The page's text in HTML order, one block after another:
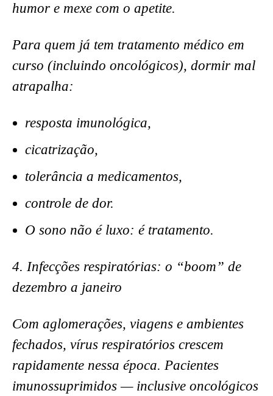
humor e mexe com o apetite.
Para quem já tem tratamento médico em
curso (incluindo oncológicos), dormir mal
atrapalha:
resposta imunológica,
cicatrização,
tolerância a medicamentos,
controle de dor.
O sono não é luxo: é tratamento.
4. Infecções respiratórias: o “boom” de
dezembro a janeiro
Com aglomerações, viagens e ambientes
fechados, vírus respiratórios crescem
rapidamente nessa época. Pacientes
imunossuprimidos — inclusive oncológicos